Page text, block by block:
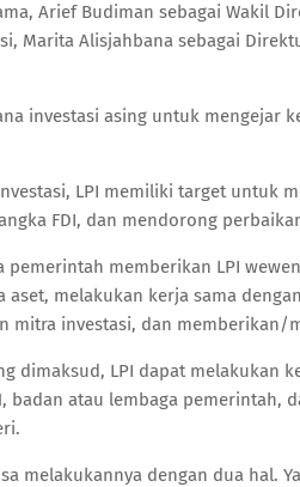
Arief Budiman sebagai Wakil
Marita Alisjahbana sebagai
investasi asing untuk mengejar
LPI memiliki target untuk
FDI, dan mendorong
pemerintah memberikan LPI
melakukan kerja sama
mitra investasi, dan memberikan/
dimaksud, LPI dapat melakukan
badan atau lembaga pemerintah,
melakukannya dengan dua hal.